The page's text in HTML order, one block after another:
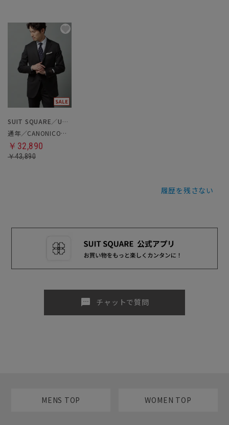
SUIT SQUARE／UNIVERSAL LANGUAGE
通年／CANONICO／スーツ
￥32,890
￥43,890
履歴を残さない
sms チャットで質問
MENS TOP WOMEN TOP